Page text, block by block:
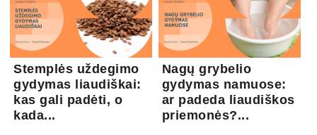
Stemplės uždegimo
gydymas liaudiškai:
kas gali padėti, o
kada...
Nagų grybelio
gydymas namuose:
ar padeda liaudiškos
priemonės?...